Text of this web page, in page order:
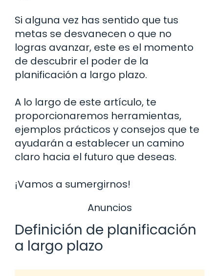
Si alguna vez has sentido que tus
metas se desvanecen o que no
logras avanzar, este es el momento
de descubrir el poder de la
planificación a largo plazo.
A lo largo de este artículo, te
proporcionaremos herramientas,
ejemplos prácticos y consejos que te
ayudarán a establecer un camino
claro hacia el futuro que deseas.
¡Vamos a sumergirnos!
Anuncios
Definición de planificación
a largo plazo